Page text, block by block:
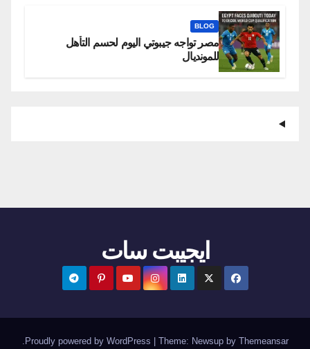
BLOG
مصر تواجه جيبوتي اليوم لحسم التأهل
للمونديال
ايجيبت سات
Proudly powered by WordPress Theme: Newsupby Themeansar
.